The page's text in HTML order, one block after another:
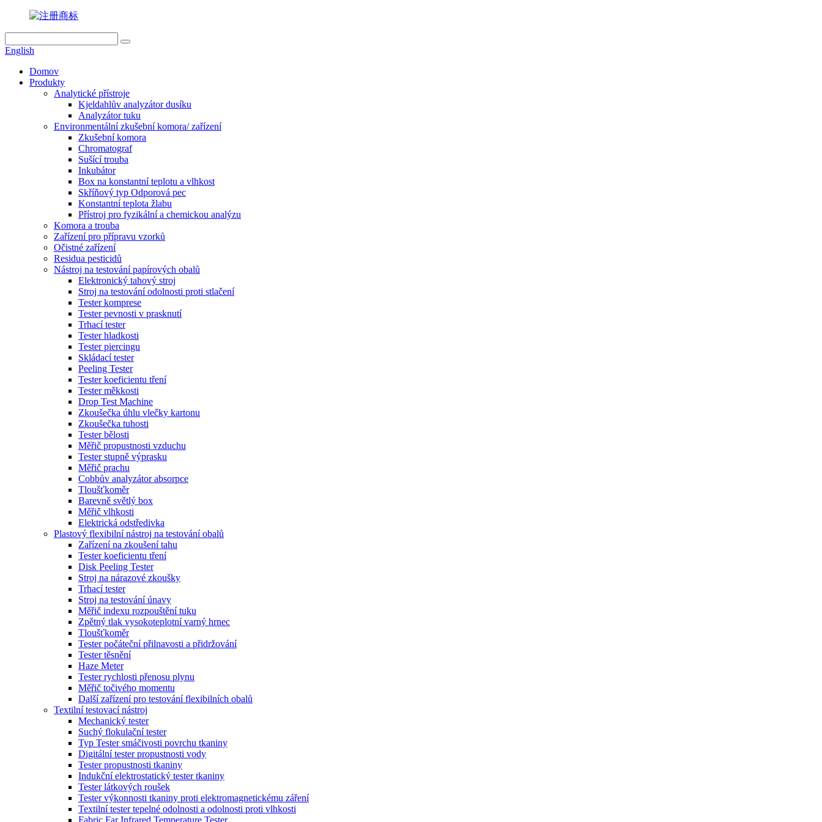
English
Domov
Produkty
Analytické přístroje
Kjeldahlův analyzátor dusíku
Analyzátor tuku
Environmentální zkušební komora/ zařízení
Zkušební komora
Chromatograf
Sušící trouba
Inkubátor
Box na konstantní teplotu a vlhkost
Skříňový typ Odporová pec
Konstantní teplota žlabu
Přístroj pro fyzikální a chemickou analýzu
Komora a trouba
Zařízení pro přípravu vzorků
Očistné zařízení
Residua pesticidů
Nástroj na testování papírových obalů
Elektronický tahový stroj
Stroj na testování odolnosti proti stlačení
Tester komprese
Tester pevnosti v prasknutí
Trhací tester
Tester hladkosti
Tester piercingu
Skládací tester
Peeling Tester
Tester koeficientu tření
Tester měkkosti
Drop Test Machine
Zkoušečka úhlu vlečky kartonu
Zkoušečka tuhosti
Tester bělosti
Měřič propustnosti vzduchu
Tester stupně výprasku
Měřič prachu
Cobbův analyzátor absorpce
Tloušťkoměr
Barevně světlý box
Měřič vlhkosti
Elektrická odstředivka
Plastový flexibilní nástroj na testování obalů
Zařízení na zkoušení tahu
Tester koeficientu tření
Disk Peeling Tester
Stroj na nárazové zkoušky
Trhací tester
Stroj na testování únavy
Měřič indexu rozpouštění tuku
Zpětný tlak vysokoteplotní varný hrnec
Tloušťkoměr
Tester počáteční přilnavosti a přidržování
Tester těsnění
Haze Meter
Tester rychlosti přenosu plynu
Měřič točivého momentu
Další zařízení pro testování flexibilních obalů
Textilní testovací nástroj
Mechanický tester
Suchý flokulační tester
Typ Tester smáčivosti povrchu tkaniny
Digitální tester propustnosti vody
Tester propustnosti tkaniny
Indukční elektrostatický tester tkaniny
Tester látkových roušek
Tester výkonnosti tkaniny proti elektromagnetickému záření
Textilní tester tepelné odolnosti a odolnosti proti vlhkosti
Fabric Far Infrared Temperature Tester